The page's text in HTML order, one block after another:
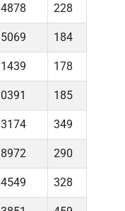
4878 228
5069 184
1439 178
0391 185
3174 349
8972 290
4549 328